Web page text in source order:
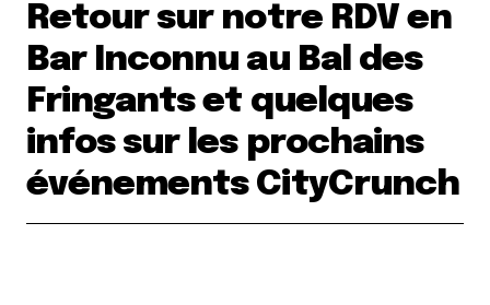
Retour sur notre RDV en
Bar Inconnu au Bal des
Fringants et quelques
infos sur les prochains
événements CityCrunch